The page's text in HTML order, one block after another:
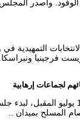
وأصدر المجلس
التمهيدية
فرجينيا
المسلح بميدان ..